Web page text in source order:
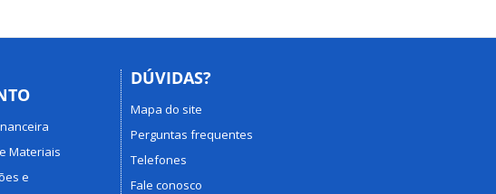
Materiais
e
DÚVIDAS?
Mapa do site
Perguntas frequentes
Telefones
Fale conosco